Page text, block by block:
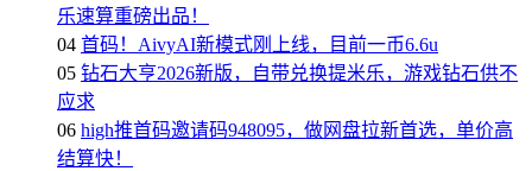
乐速算重磅出品！
04 首码！AivyAI新模式刚上线，目前一币6.6u
05 钻石大亨2026新版，自带兑换提米乐，游戏钻石供不
应求
06 high推首码邀请码948095，做网盘拉新首选，单价高
结算快！